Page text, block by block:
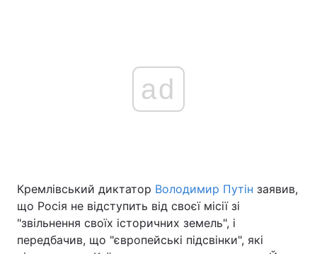
ad
Кремлівський диктатор Володимир Путін заявив,
що Росія не відступить від своєї місії зі
"звільнення своїх історичних земель", і
передбачив, що "європейські підсвінки", які